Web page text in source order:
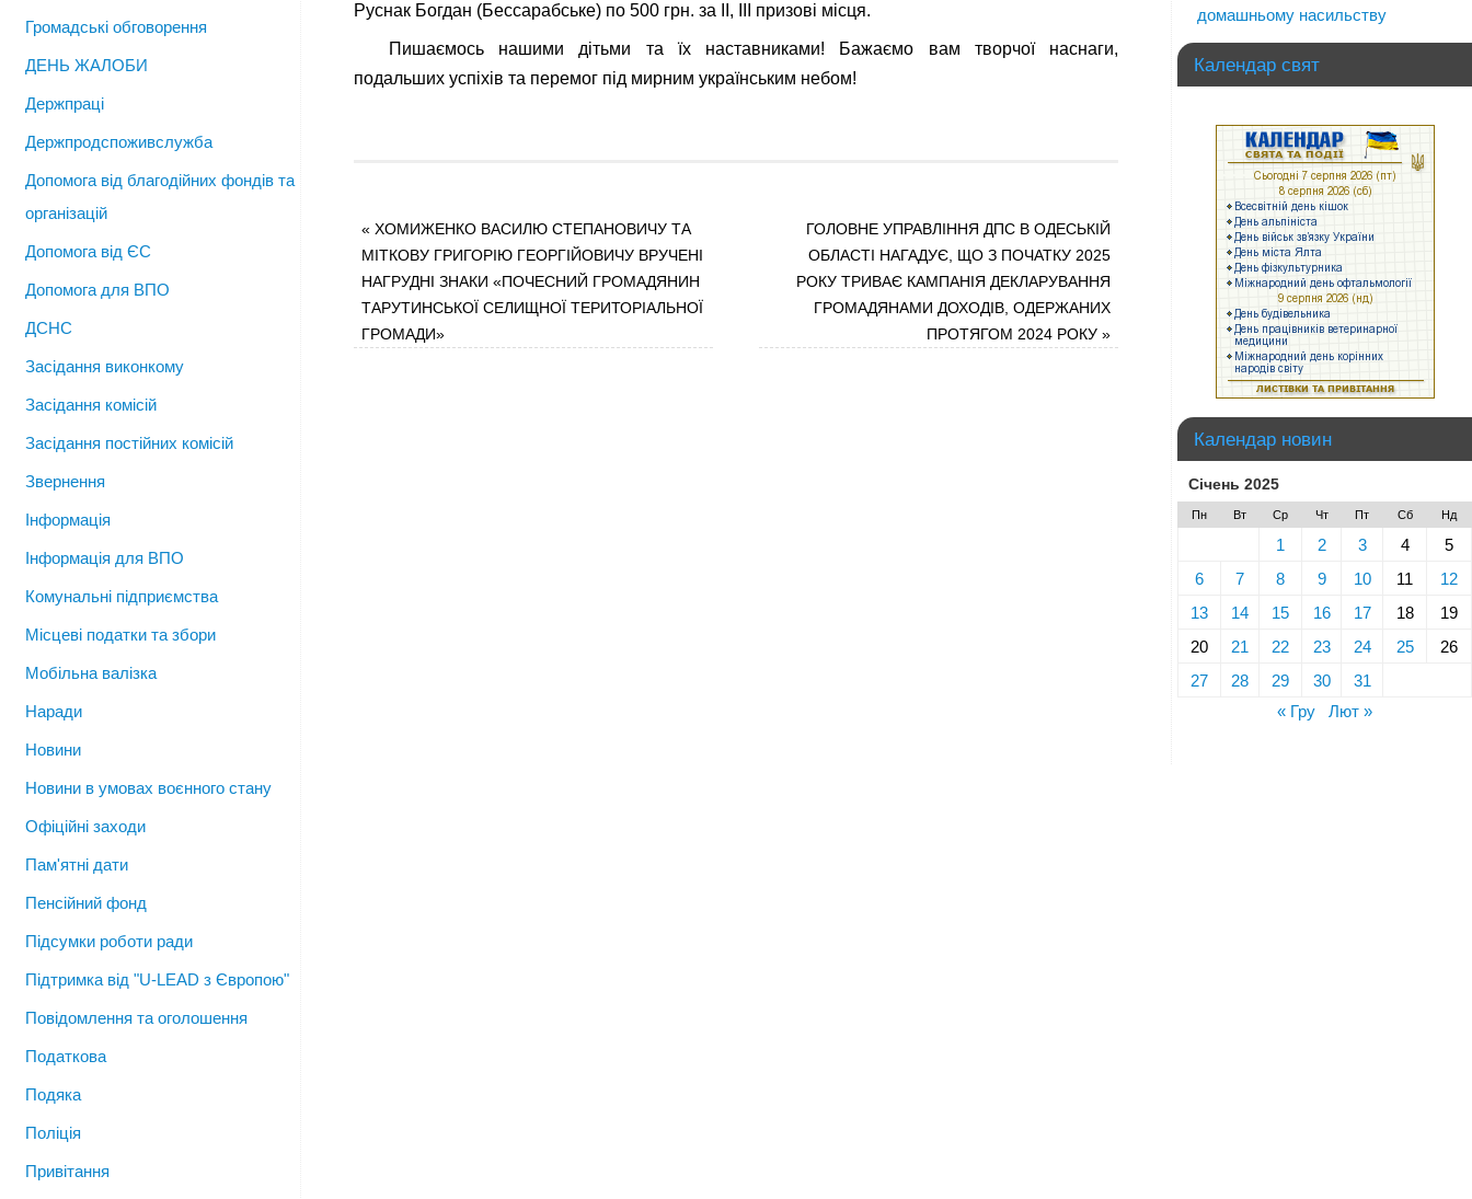
Руснак Богдан (Бессарабське) по 500 грн. за ІІ, ІІІ призові місця.
Пишаємось нашими дітьми та їх наставниками! Бажаємо вам творчої наснаги,
подальших успіхів та перемог під мирним українським небом!
« ХОМИЖЕНКО ВАСИЛЮ СТЕПАНОВИЧУ ТА
МІТКОВУ ГРИГОРІЮ ГЕОРГІЙОВИЧУ ВРУЧЕНІ
НАГРУДНІ ЗНАКИ «ПОЧЕСНИЙ ГРОМАДЯНИН
ТАРУТИНСЬКОЇ СЕЛИЩНОЇ ТЕРИТОРІАЛЬНОЇ
ГРОМАДИ»
ГОЛОВНЕ УПРАВЛІННЯ ДПС В ОДЕСЬКІЙ
ОБЛАСТІ НАГАДУЄ, ЩО З ПОЧАТКУ 2025
РОКУ ТРИВАЄ КАМПАНІЯ ДЕКЛАРУВАННЯ
ГРОМАДЯНАМИ ДОХОДІВ, ОДЕРЖАНИХ
ПРОТЯГОМ 2024 РОКУ»
Громадські обговорення
ДЕНЬ ЖАЛОБИ
Держпраці
Держпродспоживслужба
Допомога від благодійних фондів та
організацій
Допомога від ЄС
Допомога для ВПО
ДСНС
Засідання виконкому
Засідання комісій
Засідання постійних комісій
Звернення
Інформація
Інформація для ВПО
Комунальні підприємства
Місцеві податки та збори
Мобільна валізка
Наради
Новини
Новини в умовах воєнного стану
Офіційні заходи
Пам'ятні дати
Пенсійний фонд
Підсумки роботи ради
Підтримка від "U-LEAD з Європою"
Повідомлення та оголошення
Податкова
Подяка
Поліція
Привітання
домашньому насильству
Календар свят
Календар новин
Січень 2025
Пн Вт Ср Чт Пт Сб Нд
1 2 3 4
5
6
7 8 9 10 11
12
13
14 15 16 17 18
19
20
21 22 23 24 25
26
27
28 29 30
31
« Гру
Лют »